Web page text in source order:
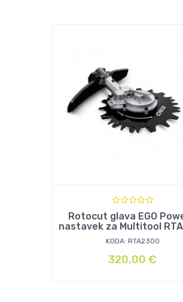
Rotocut glava EGO
KODA: RTA2300
320,00€